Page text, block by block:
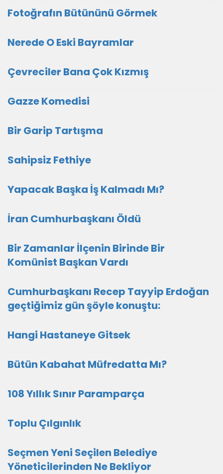
Fotoğrafın Bütününü Görmek
Nerede O Eski Bayramlar
Çevreciler Bana Çok Kızmış
Gazze Komedisi
Bir Garip Tartışma
Sahipsiz Fethiye
Yapacak Başka İş Kalmadı Mı?
İran Cumhurbaşkanı Öldü
Bir Zamanlar İlçenin Birinde Bir
Komünist Başkan Vardı
Cumhurbaşkanı Recep Tayyip Erdoğan
geçtiğimiz gün şöyle konuştu:
Hangi Hastaneye Gitsek
Bütün Kabahat Müfredatta Mı?
108 Yıllık Sınır Paramparça
Toplu Çılgınlık
Seçmen Yeni Seçilen Belediye
Yöneticilerinden Ne Bekliyor